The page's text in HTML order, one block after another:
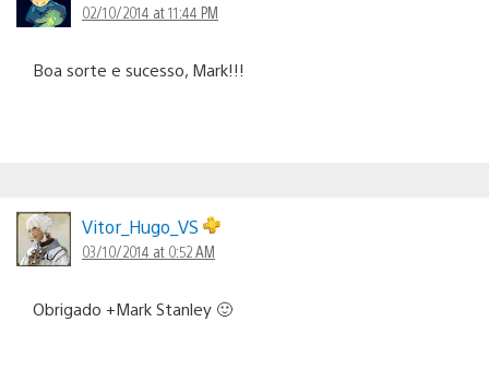
02/10/2014 at 11:44 PM
Boa sorte e sucesso, Mark!!!
Vitor_Hugo_VS
03/10/2014 at 0:52 AM
Obrigado +Mark Stanley 🙂